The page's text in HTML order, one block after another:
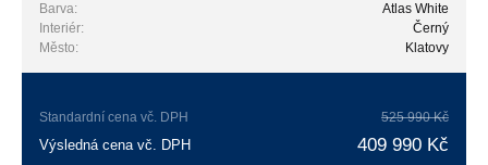
Barva:
Atlas White
Interiér:
Černý
Město:
Klatovy
Standardní cena vč. DPH 525 990 Kč
Výsledná cena vč. DPH 409 990 Kč